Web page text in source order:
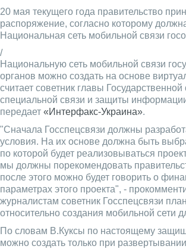
20 мая текущего года правительство
распоряжение, согласно которому
Национальная сеть мобильной связи
/
Национальную сеть мобильной связи
органов можно создать на основе
считает советник главы
специальной связи и защиты
передает «Интерфакс-Украина».
"Сначала Госспецсвязи должны
условия. На их основе должна быть
по которой будет реализовываться
мы должны порекомендовать
после этого можно будет говорить о
параметрах этого проекта", -
журналистам советник Госспецсвязи
относительно создания мобильной сети
По словам В.Куксы по настоящему
можно создать только при